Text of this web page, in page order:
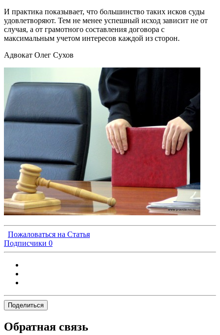
И практика показывает, что большинство таких исков суды
удовлетворяют. Тем не менее успешный исход зависит не от
случая, а от грамотного составления договора с
максимальным учетом интересов каждой из сторон.
Адвокат Олег Сухов
Пожаловаться на Статья
Подписчики 0
Поделиться
Обратная связь